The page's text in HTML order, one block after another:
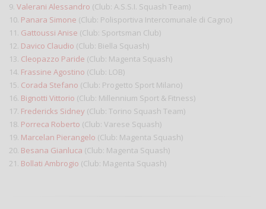
9. Valerani Alessandro (Club: A.S.S.I. Squash Team)
10. Panara Simone (Club: Polisportiva Intercomunale di Cagno)
11. Gattoussi Anise (Club: Sportsman Club)
12. Davico Claudio (Club: Biella Squash)
13. Cleopazzo Paride (Club: Magenta Squash)
14. Frassine Agostino (Club: LOB)
15. Corada Stefano (Club: Progetto Sport Milano)
16. Bignotti Vittorio (Club: Millennium Sport & Fitness)
17. Fredericks Sidney (Club: Torino Squash Team)
18. Porreca Roberto (Club: Varese Squash)
19. Marcelan Pierangelo (Club: Magenta Squash)
20. Besana Gianluca (Club: Magenta Squash)
21. Bollati Ambrogio (Club: Magenta Squash)